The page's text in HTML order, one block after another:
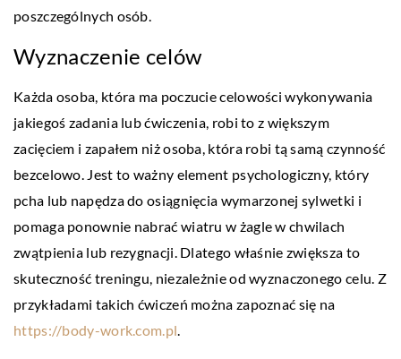
poszczególnych osób.
Wyznaczenie celów
Każda osoba, która ma poczucie celowości wykonywania
jakiegoś zadania lub ćwiczenia, robi to z większym
zacięciem i zapałem niż osoba, która robi tą samą czynność
bezcelowo. Jest to ważny element psychologiczny, który
pcha lub napędza do osiągnięcia wymarzonej sylwetki i
pomaga ponownie nabrać wiatru w żagle w chwilach
zwątpienia lub rezygnacji. Dlatego właśnie zwiększa to
skuteczność treningu, niezależnie od wyznaczonego celu. Z
przykładami takich ćwiczeń można zapoznać się na
https://body-work.com.pl.